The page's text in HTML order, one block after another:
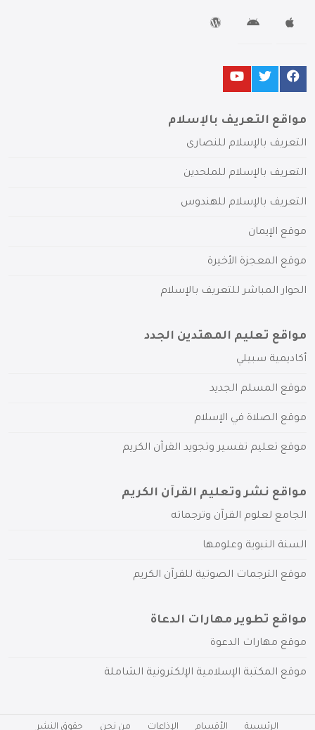
مواقع التعريف بالإسلام
التعريف بالإسلام للنصارى
التعريف بالإسلام للملحدين
التعريف بالإسلام للهندوس
موقع الإيمان
موقع المعجزة الأخيرة
الحوار المباشر للتعريف بالإسلام
مواقع تعليم المهتدين الجدد
أكاديمية سبيلي
موقع المسلم الجديد
موقع الصلاة في الإسلام
موقع تعليم تفسير وتجويد القرآن الكريم
مواقع نشر وتعليم القرآن الكريم
الجامع لعلوم القرآن وترجماته
السنة النبوية وعلومها
موقع الترجمات الصوتية للقرآن الكريم
مواقع تطوير مهارات الدعاة
موقع مهارات الدعوة
موقع المكتبة الإسلامية الإلكترونية الشاملة
الرئيسية الأقسام الإذاعات من نحن حقوق النشر